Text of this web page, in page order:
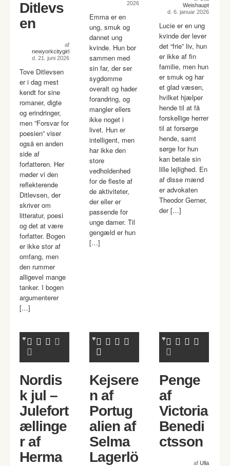
Ditlevs
en
af
newyorkcitygirl
d. 21. juni 2026
Tove Ditlevsen
er i dag mest
kendt for sine
romaner, digte
og erindringer,
men ”Forsvar for
poesien” viser
også en anden
side af
forfatteren. Her
møder vi den
reflekterende
Ditlevsen, der
skriver om
litteratur, poesi
og det at være
forfatter. Bogen
er ikke stor af
omfang, men
den rummer
alligevel mange
tanker. I bogen
argumenterer
[…]
2026
Emma er en
ung, smuk og
dannet ung
kvinde. Hun bor
sammen med
sin far, der ser
sygdomme
overalt og hader
forandring, og
mangler ellers
ikke noget i
livet. Hun er
intelligent, men
har ikke den
store
vedholdenhed
for de fleste af
de aktiviteter,
der eller er
passende for
unge damer. Til
gengæld er hun
[…]
Weishaupt
d. 6. januar 2026
Lucie er en ung
kvinde der lever
det “frie” liv, hun
er ikke af fin
familie, men hun
er smuk og har
et glad væsen,
hvilket hjælper
hende til at få
forskellige herrer
til at forsørge
hende, samt
sørge for hun
kan betale sin
lille lejlighed. En
af disse mænd
er advokaten
Theodor Gerner,
der […]
Nordis
k jul –
Julefort
ællinge
r af
Herma
Kejsere
n af
Portug
alien af
Selma
Lagerlö
Penge
af
Victoria
Benedi
ctsson
af Ulla